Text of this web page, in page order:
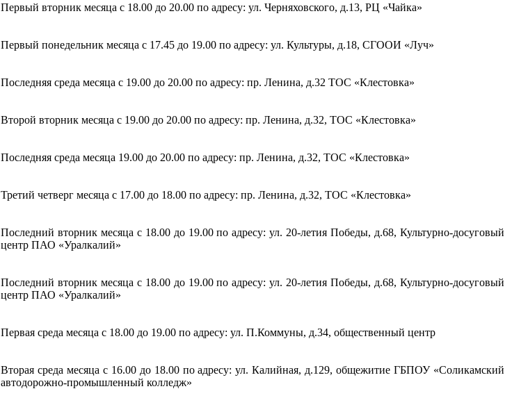
Первый вторник месяца с 18.00 до 20.00 по адресу: ул. Черняховского, д.13, РЦ «Чайка»
Первый понедельник месяца с 17.45 до 19.00 по адресу: ул. Культуры, д.18, СГООИ «Луч»
Последняя среда месяца с 19.00 до 20.00 по адресу: пр. Ленина, д.32 ТОС «Клестовка»
Второй вторник месяца с 19.00 до 20.00 по адресу: пр. Ленина, д.32, ТОС «Клестовка»
Последняя среда месяца 19.00 до 20.00 по адресу: пр. Ленина, д.32, ТОС «Клестовка»
Третий четверг месяца с 17.00 до 18.00 по адресу: пр. Ленина, д.32, ТОС «Клестовка»
Последний вторник месяца с 18.00 до 19.00 по адресу: ул. 20-летия Победы, д.68, Культурно-досуговый
центр ПАО «Уралкалий»
Последний вторник месяца с 18.00 до 19.00 по адресу: ул. 20-летия Победы, д.68, Культурно-досуговый
центр ПАО «Уралкалий»
Первая среда месяца с 18.00 до 19.00 по адресу: ул. П.Коммуны, д.34, общественный центр
Вторая среда месяца с 16.00 до 18.00 по адресу: ул. Калийная, д.129, общежитие ГБПОУ «Соликамский
автодорожно-промышленный колледж»